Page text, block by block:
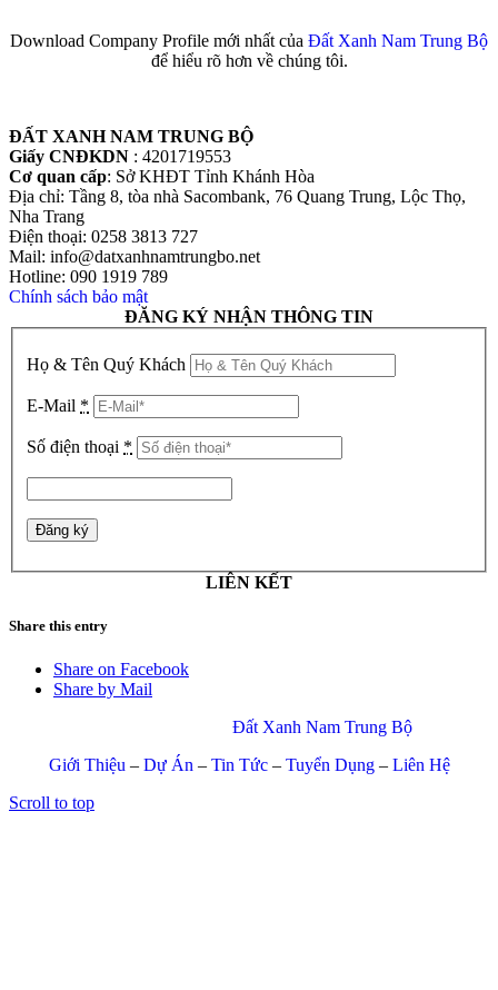
Download Company Profile mới nhất của Đất Xanh Nam Trung Bộ
để hiểu rõ hơn về chúng tôi.
ĐẤT XANH NAM TRUNG BỘ
Giấy CNĐKDN : 4201719553
Cơ quan cấp: Sở KHĐT Tỉnh Khánh Hòa
Địa chỉ: Tầng 8, tòa nhà Sacombank, 76 Quang Trung, Lộc Thọ,
Nha Trang
Điện thoại: 0258 3813 727
Mail: info@datxanhnamtrungbo.net
Hotline: 090 1919 789
Chính sách bảo mật
ĐĂNG KÝ NHẬN THÔNG TIN
Họ & Tên Quý Khách
E-Mail *
Số điện thoại *
LIÊN KẾT
Share this entry
Share on Facebook
Share by Mail
Đất Xanh Nam Trung Bộ
Giới Thiệu – Dự Án – Tin Tức– Tuyển Dụng– Liên Hệ
Scroll to top